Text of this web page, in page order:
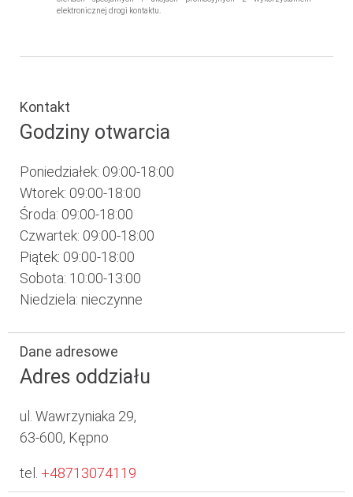
elektronicznej drogi kontaktu.
Kontakt
Godziny otwarcia
Poniedziałek: 09:00-18:00
Wtorek: 09:00-18:00
Środa: 09:00-18:00
Czwartek: 09:00-18:00
Piątek: 09:00-18:00
Sobota: 10:00-13:00
Niedziela: nieczynne
Dane adresowe
Adres oddziału
ul. Wawrzyniaka 29,
63-600, Kępno
tel. +48713074119